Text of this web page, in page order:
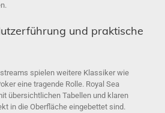
und praktische
spielen weitere Klassiker wie
eine tragende Rolle. Royal Sea
übersichtlichen Tabellen und klaren
in die Oberfläche eingebettet sind.